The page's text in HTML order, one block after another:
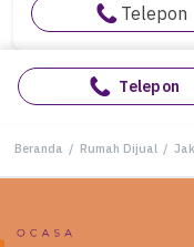
Telepon
Telepon
Beranda / Rumah Dijual /